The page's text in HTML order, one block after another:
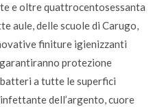
e oltre quattrocentosessanta
aule, delle scuole di Carugo,
finiture igienizzanti
protezione
a tutte le superfici
dell’argento, cuore